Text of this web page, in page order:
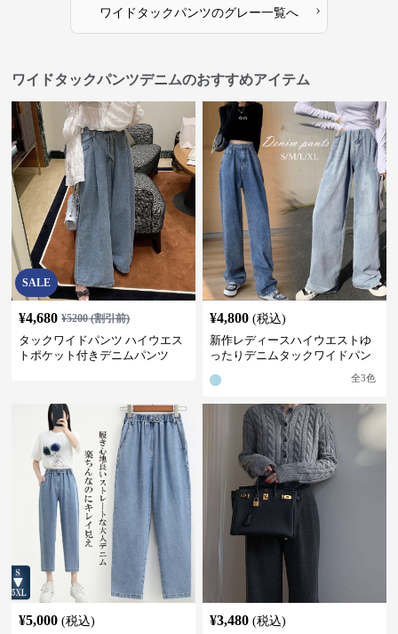
ワイドタックパンツのグレー一覧へ ›
ワイドタックパンツデニムのおすすめアイテム
SALE
¥4,680 ¥5200(割引前)
タックワイドパンツ ハイウエス
トポケット付きデニムパンツ
¥4,800 (税込)
新作レディースハイウエストゆ
ったりデニムタックワイドパン
全3色
¥5,000 (税込)
¥3,480 (税込)